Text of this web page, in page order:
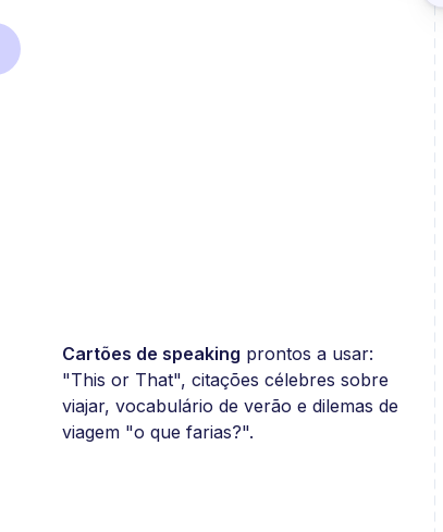
Cartões de speaking prontos a usar:
"This or That", citações célebres sobre
viajar, vocabulário de verão e dilemas de
viagem "o que farias?".